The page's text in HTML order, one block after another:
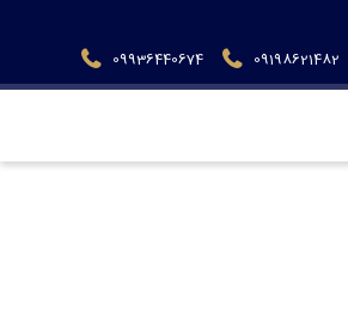
09198621482
09936440674